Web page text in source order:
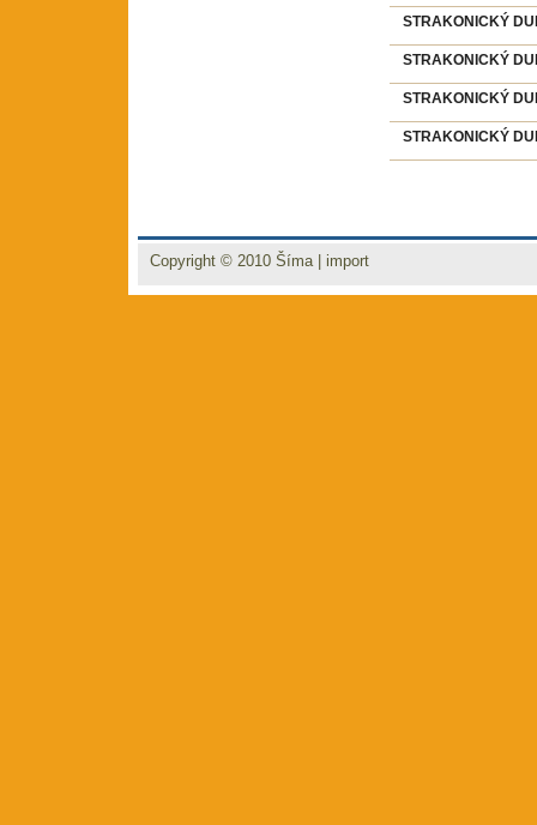
STRAKONICKÝ
STRAKONICKÝ
STRAKONICKÝ
STRAKONICKÝ
Copyright © 2010 Šíma| import